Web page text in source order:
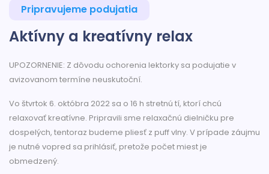
Pripravujeme podujatia
Aktívny a kreatívny relax
UPOZORNENIE: Z dôvodu ochorenia lektorky sa podujatie v
avizovanom termíne neuskutoční.
Vo štvrtok 6. októbra 2022 sa o 16 h stretnú tí, ktorí chcú
relaxovať kreatívne. Pripravili sme relaxačnú dielničku pre
dospelých, tentoraz budeme pliesť z puff vlny. V prípade záujmu
je nutné vopred sa prihlásiť, pretože počet miest je
obmedzený.